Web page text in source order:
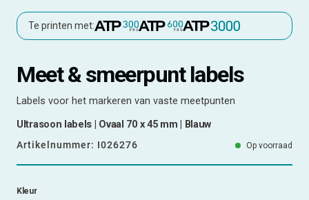
Te printen met:
Meet & smeerpunt labels
Labels voor het markeren van vaste meetpunten
Ultrasoon labels | Ovaal 70 x 45 mm | Blauw
Artikelnummer: I026276 Op voorraad
Kleur